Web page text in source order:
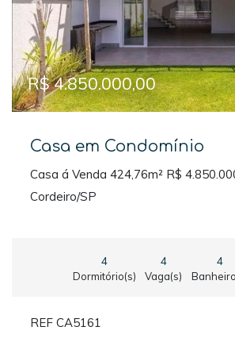
Previous
R$ 4.850.000,00
Casa em Condomínio
Casa á Venda 424,76m² R$
Cordeiro/SP
4
Dormitório(s)
4
Vaga(s)
4
REF CA5161